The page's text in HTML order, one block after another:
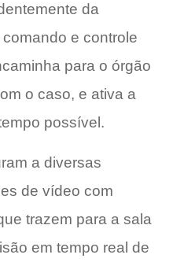
da
e controle
para o órgão
o caso, e ativa a
possível.
a diversas
de vídeo com
trazem para a sala
em tempo real de